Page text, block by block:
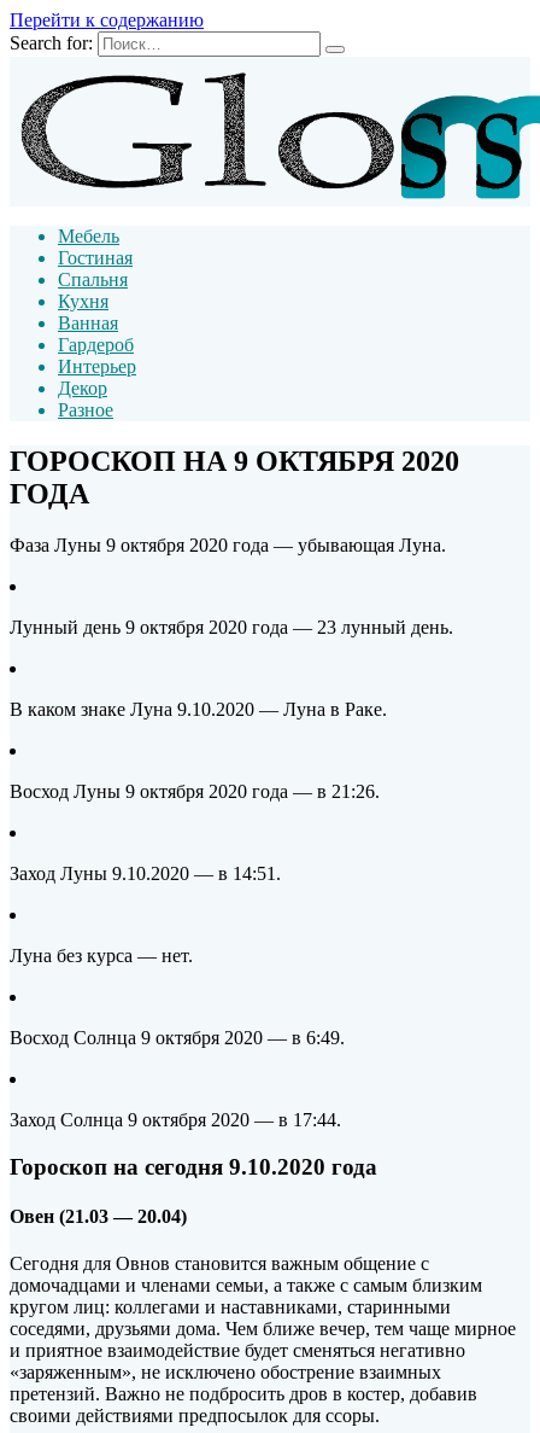
Перейти к содержанию
Search for:
Мебель
Гостиная
Спальня
Кухня
Ванная
Гардероб
Интерьер
Декор
Разное
ГОРОСКОП НА 9 ОКТЯБРЯ 2020
ГОДА
Фаза Луны 9 октября 2020 года — убывающая Луна.
Лунный день 9 октября 2020 года — 23 лунный день.
В каком знаке Луна 9.10.2020 — Луна в Раке.
Восход Луны 9 октября 2020 года — в 21:26.
Заход Луны 9.10.2020 — в 14:51.
Луна без курса — нет.
Восход Солнца 9 октября 2020 — в 6:49.
Заход Солнца 9 октября 2020 — в 17:44.
Гороскоп на сегодня 9.10.2020 года
Овен (21.03 — 20.04)
Сегодня для Овнов становится важным общение с
домочадцами и членами семьи, а также с самым близким
кругом лиц: коллегами и наставниками, старинными
соседями, друзьями дома. Чем ближе вечер, тем чаще мирное
и приятное взаимодействие будет сменяться негативно
«заряженным», не исключено обострение взаимных
претензий. Важно не подбросить дров в костер, добавив
своими действиями предпосылок для ссоры.